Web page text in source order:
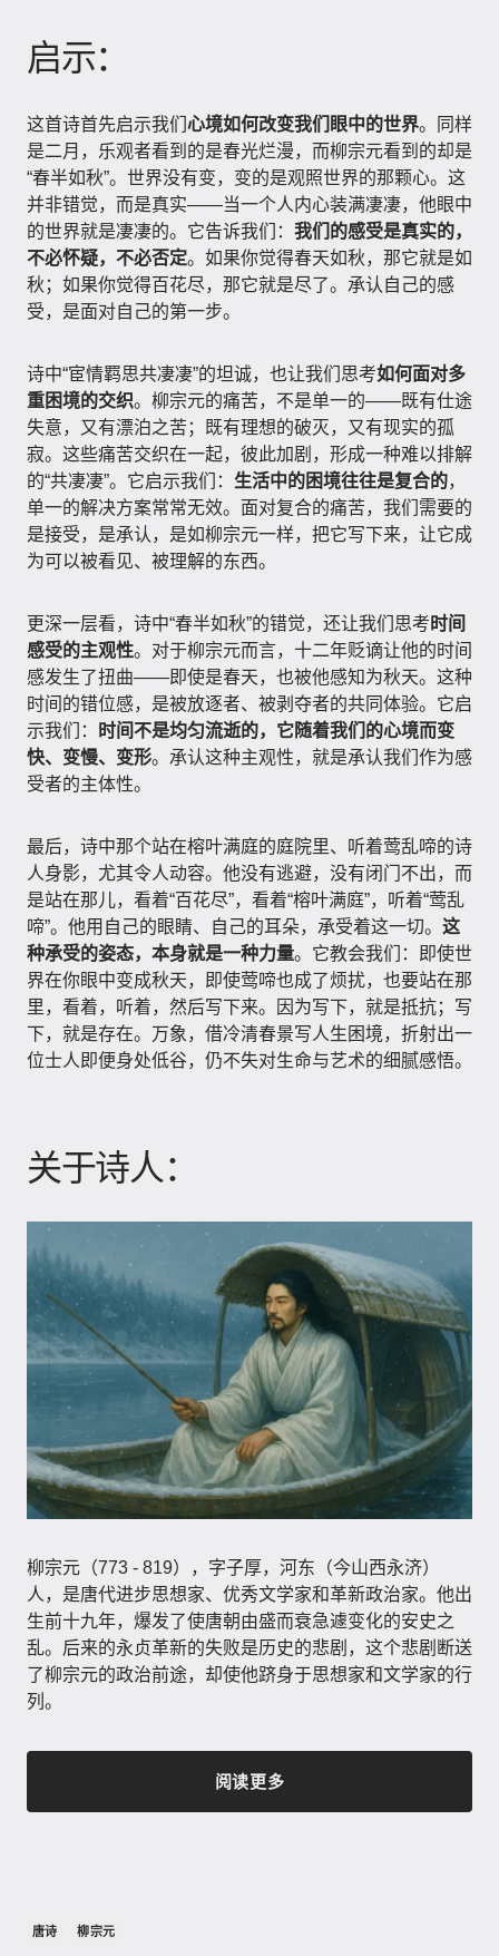
启示：
这首诗首先启示我们 心境如何改变我们眼中的世界。同样
是二月，乐观者看到的是春光烂漫，而柳宗元看到的却是
“春半如秋”。世界没有变，变的是观照世界的那颗心。这
并非错觉，而是真实——当一个人内心装满凄凄，他眼中
的世界就是凄凄的。它告诉我们： 我们的感受是真实的，
不必怀疑，不必否定。如果你觉得春天如秋，那它就是如
秋；如果你觉得百花尽，那它就是尽了。承认自己的感
受，是面对自己的第一步。
诗中“宦情羁思共凄凄”的坦诚，也让我们思考如何面对多
重困境的交织。柳宗元的痛苦，不是单一的——既有仕途
失意，又有漂泊之苦；既有理想的破灭，又有现实的孤
寂。这些痛苦交织在一起，彼此加剧，形成一种难以排解
的“共凄凄”。它启示我们： 生活中的困境往往是复合的，
单一的解决方案常常无效。面对复合的痛苦，我们需要的
是接受，是承认，是如柳宗元一样，把它写下来，让它成
为可以被看见、被理解的东西。
更深一层看，诗中“春半如秋”的错觉，还让我们思考 时间
感受的主观性。对于柳宗元而言，十二年贬谪让他的时间
感发生了扭曲——即使是春天，也被他感知为秋天。这种
时间的错位感，是被放逐者、被剥夺者的共同体验。它启
示我们：
时间不是均匀流逝的，它随着我们的心境而变
快、变慢、变形。承认这种主观性，就是承认我们作为感
受者的主体性。
最后，诗中那个站在榕叶满庭的庭院里、听着莺乱啼的诗
人身影，尤其令人动容。他没有逃避，没有闭门不出，而
是站在那儿，看着“百花尽”，看着“榕叶满庭”，听着“莺乱
啼”。他用自己的眼睛、自己的耳朵，承受着这一切。 这
种承受的姿态，本身就是一种力量。它教会我们：即使世
界在你眼中变成秋天，即使莺啼也成了烦扰，也要站在那
里，看着，听着，然后写下来。因为写下，就是抵抗；写
下，就是存在。万象，借冷清春景写人生困境，折射出一
位士人即便身处低谷，仍不失对生命与艺术的细腻感悟。
关于诗人：
柳宗元（773 - 819），字子厚，河东（今山西永济）
人，是唐代进步思想家、优秀文学家和革新政治家。他出
生前十九年，爆发了使唐朝由盛而衰急遽变化的安史之
乱。后来的永贞革新的失败是历史的悲剧，这个悲剧断送
了柳宗元的政治前途，却使他跻身于思想家和文学家的行
列。
阅读更多
唐诗 柳宗元